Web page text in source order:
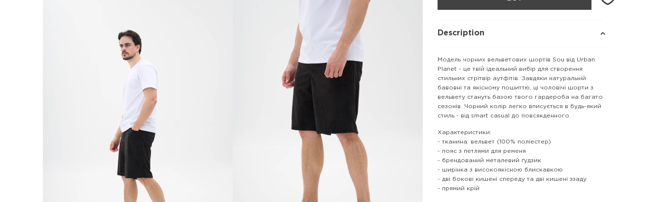
Description
Модель чорних вельветових шортів Sou від Urban
Planet - це твій ідеальний вибір для створення
стильних стрітвір аутфітів. Завдяки натуральній
бавовні та якісному пошиттю, ці чоловічі шорти з
вельвету стануть базою твого гардероба на багато
сезонів. Чорний колір легко вписується в будь-який
стиль - від smart casual до повсякденного.
Характеристики:
- тканина: вельвет (100% поліестер)
- пояс з петлями для ременя
- брендований металевий ґудзик
- ширінка з високоякісною блискавкою
- дві бокові кишені спереду та дві кишені ззаду
- прямий крій